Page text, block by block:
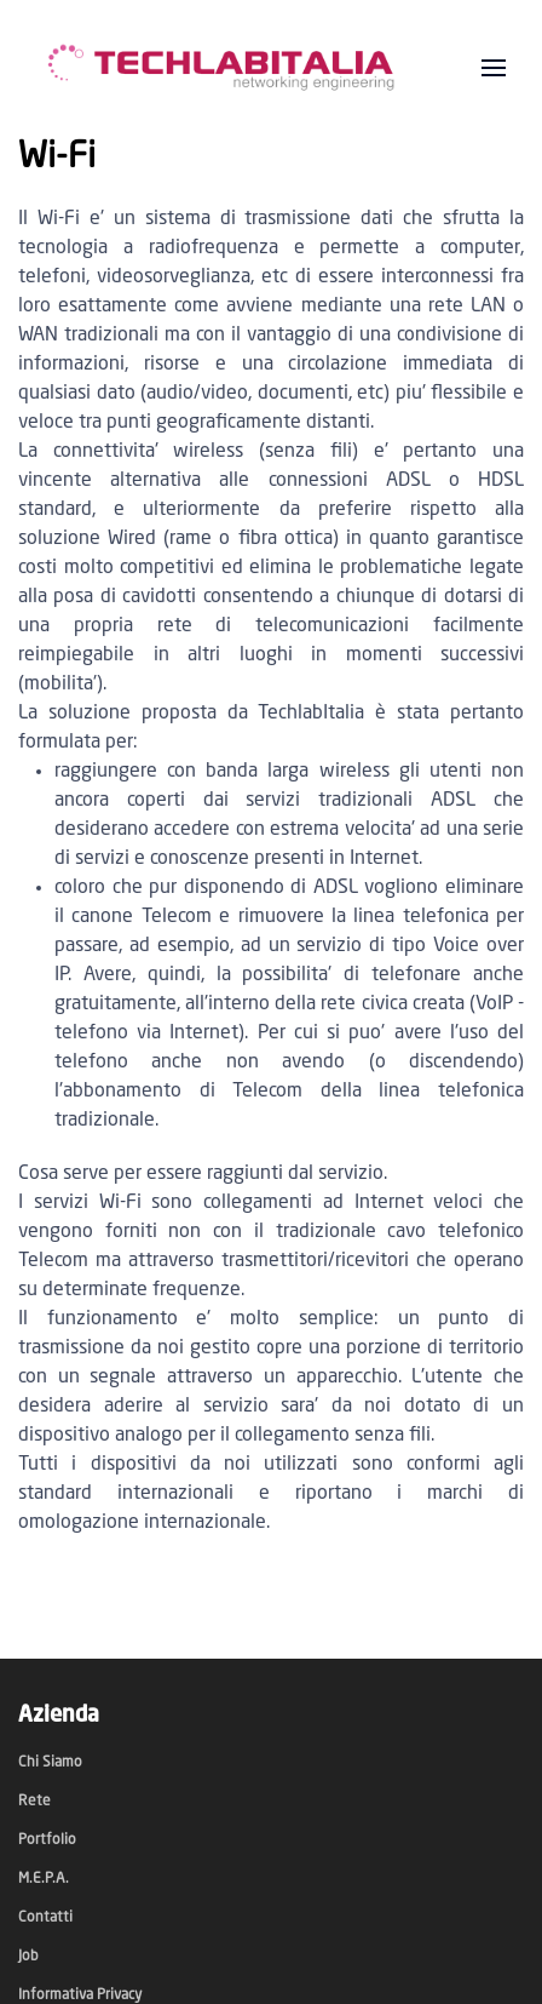
Wi-Fi
Il Wi-Fi e' un sistema di trasmissione dati che sfrutta la
tecnologia a radiofrequenza e permette a computer,
telefoni, videosorveglianza, etc di essere interconnessi fra
loro esattamente come avviene mediante una rete LAN o
WAN tradizionali ma con il vantaggio di una condivisione di
informazioni, risorse e una circolazione immediata di
qualsiasi dato (audio/video, documenti, etc) piu' flessibile e
veloce tra punti geograficamente distanti.
La connettivita'wireless (senza fili) e' pertanto una
vincente alternativa alle connessioni ADSL o HDSL
standard, e ulteriormente da preferire rispetto alla
soluzione Wired (rame o fibra ottica) in quanto garantisce
costi molto competitivi ed elimina le problematiche legate
alla posa di cavidotti consentendo a chiunque di dotarsi di
una propria rete di telecomunicazioni facilmente
reimpiegabile in altri luoghi in momenti successivi
(mobilita').
La soluzione proposta da TechlabItalia è stata pertanto
formulata per:
raggiungere con banda larga wireless gli utenti non
ancora coperti dai servizi tradizionali ADSL che
desiderano accedere con estrema velocita' ad una serie
di servizi e conoscenze presenti in Internet.
coloro che pur disponendo di ADSL vogliono eliminare
il canone Telecom e rimuovere la linea telefonica per
passare, ad esempio, ad un servizio di tipo Voice over
IP. Avere, quindi, la possibilita' di telefonare anche
gratuitamente, all'interno della rete civica creata (VoIP -
telefono via Internet). Per cui si puo' avere l'uso del
telefono anche non avendo (o discendendo)
l'abbonamento di Telecom della linea telefonica
tradizionale.
Cosa serve per essere raggiunti dal servizio.
I servizi Wi-Fi sono collegamenti ad Internet veloci che
vengono forniti non con il tradizionale cavo telefonico
Telecom ma attraverso trasmettitori/ricevitori che operano
su determinate frequenze.
Il funzionamento e' molto semplice: un punto di
trasmissione da noi gestito copre una porzione di territorio
con un segnale attraverso un apparecchio. L'utente che
desidera aderire al servizio sara' da noi dotato di un
dispositivo analogo per il collegamento senza fili.
Tutti i dispositivi da noi utilizzati sono conformi agli
standard internazionali e riportano i marchi di
omologazione internazionale.
Azienda
Chi Siamo
Rete
Portfolio
M.E.P.A.
Contatti
Job
Informativa Privacy